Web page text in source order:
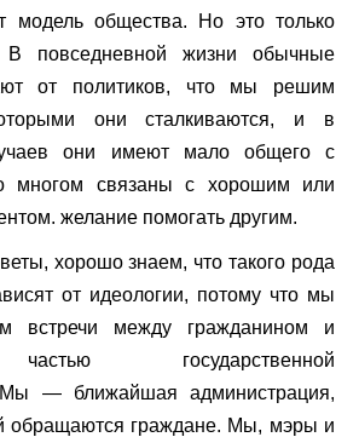
модель общества. Но это только
В повседневной жизни обычные
от политиков, что мы решим
они сталкиваются, и в
они имеют мало общего с
многом связаны с хорошим или
желание помогать другим.
хорошо знаем, что такого рода
от идеологии, потому что мы
встречи между гражданином и
государственной
Мы — ближайшая администрация,
обращаются граждане. Мы, мэры и